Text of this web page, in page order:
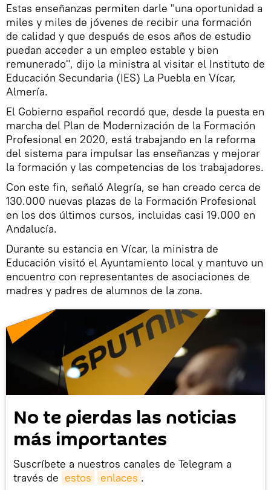
Estas enseñanzas permiten darle "una oportunidad a
miles y miles de jóvenes de recibir una formación
de calidad y que después de esos años de estudio
puedan acceder a un empleo estable y bien
remunerado", dijo la ministra al visitar el Instituto de
Educación Secundaria (IES) La Puebla en Vícar,
Almería.
El Gobierno español recordó que, desde la puesta en
marcha del Plan de Modernización de la Formación
Profesional en 2020, está trabajando en la reforma
del sistema para impulsar las enseñanzas y mejorar
la formación y las competencias de los trabajadores.
Con este fin, señaló Alegría, se han creado cerca de
130.000 nuevas plazas de la Formación Profesional
en los dos últimos cursos, incluidas casi 19.000 en
Andalucía.
Durante su estancia en Vícar, la ministra de
Educación visitó el Ayuntamiento local y mantuvo un
encuentro con representantes de asociaciones de
madres y padres de alumnos de la zona.
No te pierdas las noticias
más importantes
Suscríbete a nuestros canales de Telegram a
través de estos enlaces .